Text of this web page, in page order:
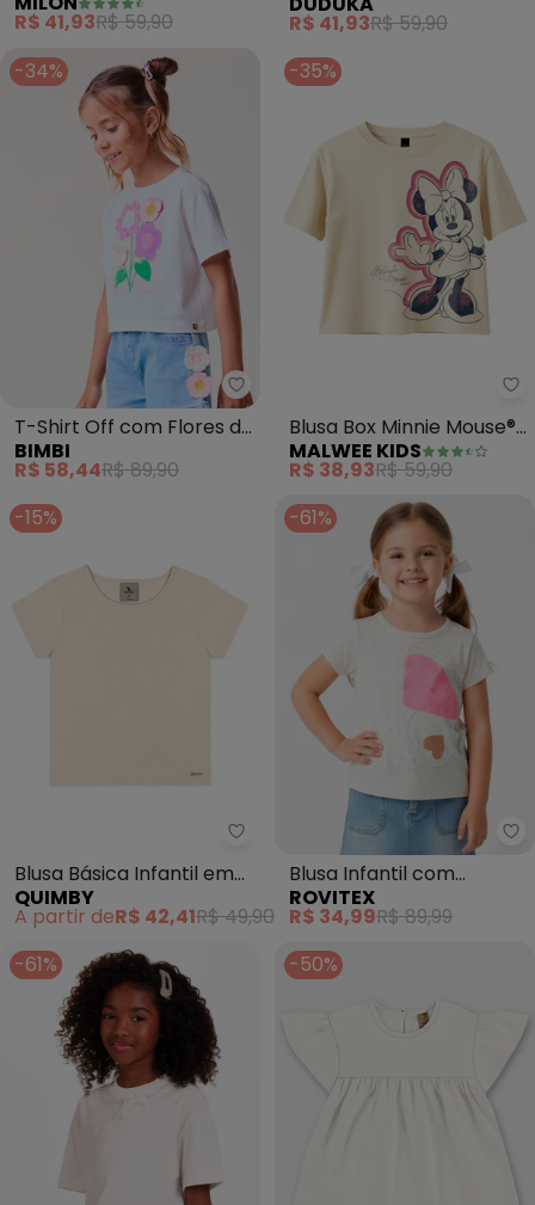
Menina(Bege)
R$ 41,93R$ 59,90
Plaquinha (Bege)
R$ 41,93R$ 59,90
-34%
Bimbi - T-Shirt Off com Flores
T-Shirt Off com Flores de
Crochê (Off White)
BIMBI
R$ 58,44R$ 89,90
-35%
Blusa Box Minnie Mouse®
(Bege)
MALWEE KIDS
R$ 38,93R$ 59,90
-15%
Quimby - Blusa Básica Infantil
Blusa Básica Infantil em
Cotton Bege
QUIMBY
A partir deR$ 42,41R$ 49,90
-61%
Blusa Infantil com
Estampa (Bege)
ROVITEX
R$ 34,99R$ 89,99
-61%
-50%